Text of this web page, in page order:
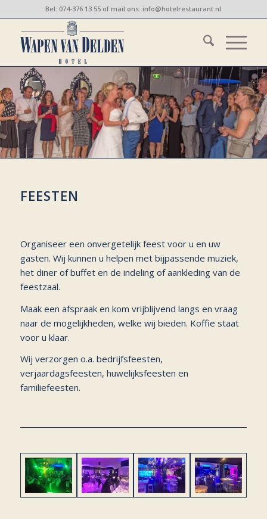
Bel: 074-376 13 55 of mail ons:info@hotelrestaurant.nl
FEESTEN
Organiseer een onvergetelijk feest voor u en uw
gasten. Wij kunnen u helpen met bijpassende muziek,
het diner of buffet en de indeling of aankleding van de
feestzaal.
Maak een afspraak en kom vrijblijvend langs en vraag
naar de mogelijkheden, welke wij bieden. Koffie staat
voor u klaar.
Wij verzorgen o.a. bedrijfsfeesten,
verjaardagsfeesten, huwelijksfeesten en
familiefeesten.